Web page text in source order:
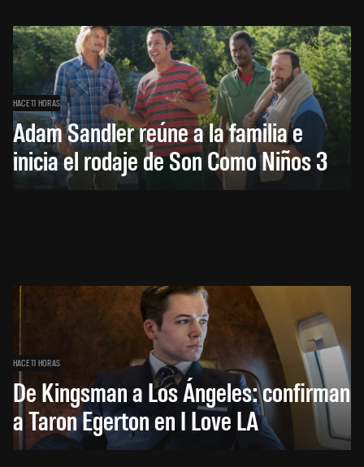
HACE 11 HORAS
Adam Sandler reúne a la familia e
inicia el rodaje de Son Como Niños 3
HACE 11 HORAS
De Kingsman a Los Ángeles: confirman
a Taron Egerton en I Love LA